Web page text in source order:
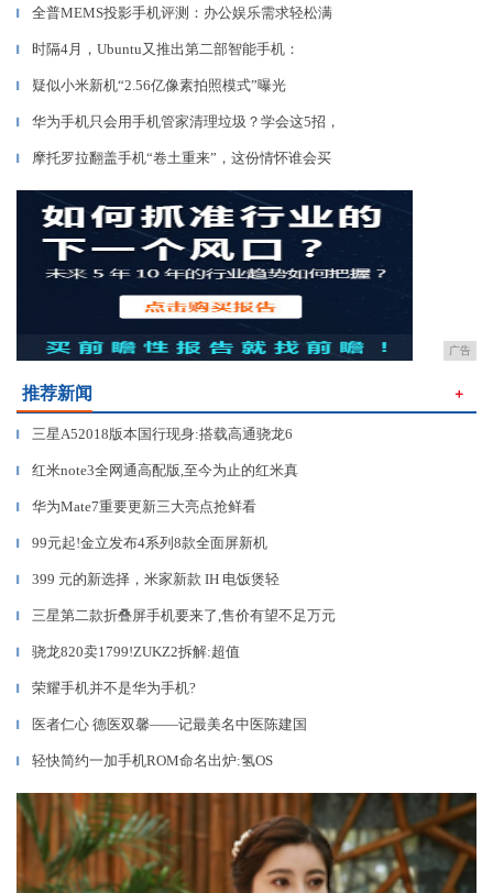
▎ 全普MEMS投影手机评测：办公娱乐需求轻松满
▎ 时隔4月，Ubuntu又推出第二部智能手机：
▎ 疑似小米新机“2.56亿像素拍照模式”曝光
▎ 华为手机只会用手机管家清理垃圾？学会这5招，
▎ 摩托罗拉翻盖手机“卷土重来”，这份情怀谁会买
广告
推荐新闻 ＋
▎ 三星A52018版本国行现身:搭载高通骁龙6
▎ 红米note3全网通高配版,至今为止的红米真
▎ 华为Mate7重要更新三大亮点抢鲜看
▎ 99元起!金立发布4系列8款全面屏新机
▎ 399 元的新选择，米家新款 IH 电饭煲轻
▎ 三星第二款折叠屏手机要来了,售价有望不足万元
▎ 骁龙820卖1799!ZUKZ2拆解:超值
▎ 荣耀手机并不是华为手机?
▎ 医者仁心 德医双馨——记最美名中医陈建国
▎ 轻快简约一加手机ROM命名出炉:氢OS